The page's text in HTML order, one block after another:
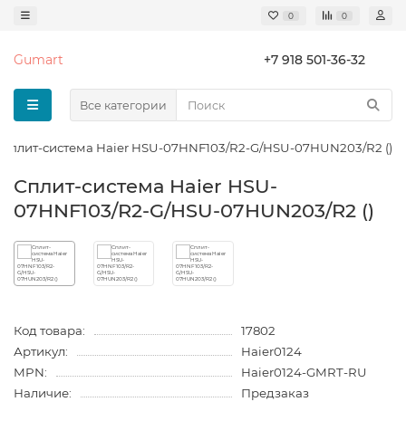
0 0
Gumart +7 918 501-36-32
Все категории
Сплит-система Haier HSU-07HNF103/R2-G/HSU-07HUN203/R2 ()
Сплит-система Haier HSU-
07HNF103/R2-G/HSU-07HUN203/R2 ()
Код товара:
17802
Артикул:
Haier0124
MPN:
Haier0124-GMRT-RU
Наличие:
Предзаказ